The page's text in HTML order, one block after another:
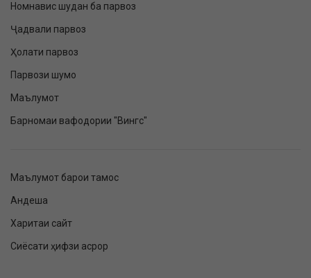
Номнавис шудан ба парвоз
Ҷадвали парвоз
Ҳолати парвоз
Парвози шумо
Маълумот
Барномаи вафодории "Вингс"
Маълумот барои тамос
Андеша
Харитаи сайт
Сиёсати ҳифзи асрор